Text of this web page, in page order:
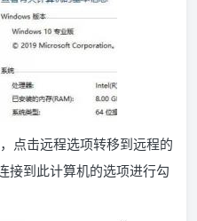
点击远程选项转移到远程的
接到此计算机的选项进行勾